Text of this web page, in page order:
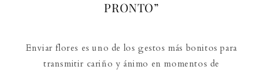
PRONTO”
Enviar flores es uno de los gestos más bonitos para
transmitir cariño y ánimo en momentos de